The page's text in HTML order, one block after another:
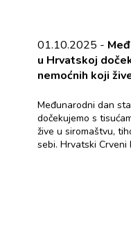
01.10.2025 -
u Hrvatskoj
nemoćnih koji
Međunarodni dan
dočekujemo s
žive u siromaštvu,
sebi. Hrvatski Crveni